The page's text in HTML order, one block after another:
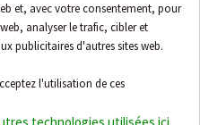
et, avec votre consentement, pour
analyser le trafic, cibler et
publicitaires d'autres sites web.
l'utilisation de ces
~20 ms
DNVGL-CG-0339